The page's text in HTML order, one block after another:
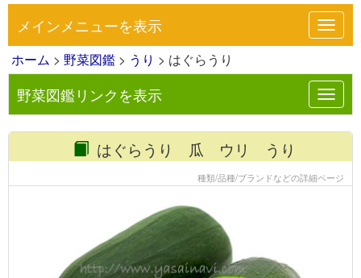
メインメニューを表示
ホーム > 野菜図鑑 > うり > はぐらうり
野菜図鑑リンクを表示
はぐらうり 瓜 ウリ うり
種類/品種/ブランドなどの詳細ページ